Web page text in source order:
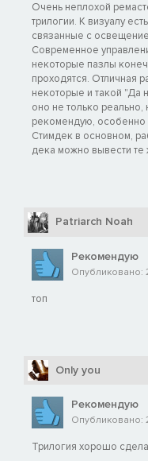
Очень неплохой
трилогии. К визуалу
связанные с
Современное
некоторые пазлы
проходятся. Отличная
некоторые и такой "Да
оно не только
рекомендую,
Стимдек в основном,
дека можно вывести
Patriarch Noah
Рекомендую
Опубликовано:
топ
Only you
Рекомендую
Опубликовано:
Трилогия хорошо